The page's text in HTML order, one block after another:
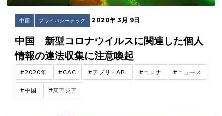
中国 プライバシーテック 2020年 3月 9日
中国 新型コロナウイルスに関連した個人
情報の違法収集に注意喚起
#2020年 #CAC #アプリ・API #コロナ #ニュース
#中国 #東アジア